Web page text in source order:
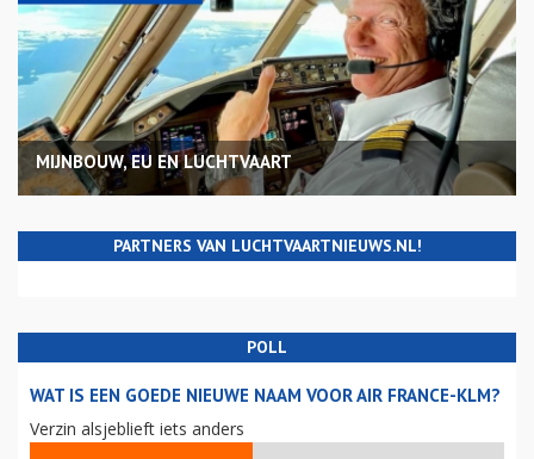
MIJNBOUW, EU EN LUCHTVAART
PARTNERS VAN LUCHTVAARTNIEUWS.NL!
POLL
WAT IS EEN GOEDE NIEUWE NAAM VOOR AIR FRANCE-KLM?
Verzin alsjeblieft iets anders